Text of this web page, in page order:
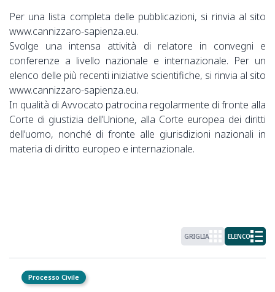
Per una lista completa delle pubblicazioni, si rinvia al sito
www.cannizzaro-sapienza.eu.
Svolge una intensa attività di relatore in convegni e
conferenze a livello nazionale e internazionale. Per un
elenco delle più recenti iniziative scientifiche, si rinvia al sito
www.cannizzaro-sapienza.eu.
In qualità di Avvocato patrocina regolarmente di fronte alla
Corte di giustizia dell’Unione, alla Corte europea dei diritti
dell’uomo, nonché di fronte alle giurisdizioni nazionali in
materia di diritto europeo e internazionale.
GRIGLIA ELENCO
Processo Civile